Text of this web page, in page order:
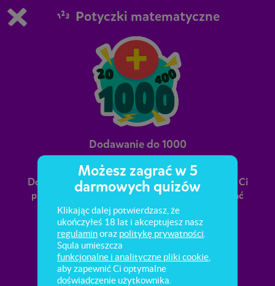
Grasz w wersję demonstracyjną Squli
Kup teraz!
0 1
Potyczki matematyczne
Dodawanie do 1000
Dodawanie liczb w zakresie do 1000 nie sprawia Ci
problemu? Potrafisz uszeregować i porównywać
wyniki dodawania (sumy)? Przekonaj się!
Możesz zagrać w 5
darmowych quizów
Klikając dalej potwierdzasz, że
ukończyłeś 18 lat i akceptujesz nasz
regulaminoraz politykę prywatności
Squla umieszcza
funkcjonalne i analityczne pliki cookie
aby zapewnić Ci optymalne
doświadczenie użytkownika.